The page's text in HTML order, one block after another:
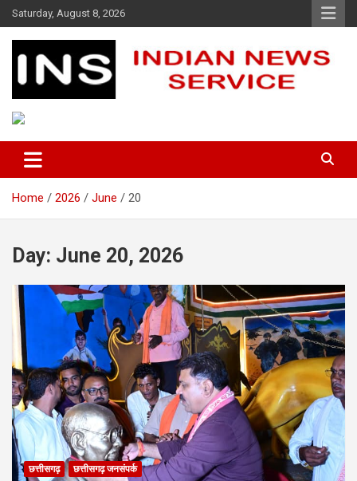
Skip
to
content
Saturday, August 8, 2026
Indian News Service
Home 2026 June 20
Day: June 20, 2026
छत्तीसगढ़ छत्तीसगढ़ जनसंपर्क